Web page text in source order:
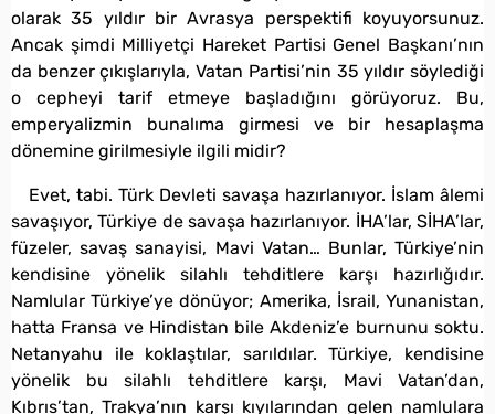
olarak 35 yıldır bir Avrasya perspektifi koyuyorsunuz.
Ancak şimdi Milliyetçi Hareket Partisi Genel Başkanı’nın
da benzer çıkışlarıyla, Vatan Partisi’nin 35 yıldır söylediği
o cepheyi tarif etmeye başladığını görüyoruz. Bu,
emperyalizmin bunalıma girmesi ve bir hesaplaşma
dönemine girilmesiyle ilgili midir?
Evet, tabi. Türk Devleti savaşa hazırlanıyor. İslam âlemi
savaşıyor, Türkiye de savaşa hazırlanıyor. İHA’lar, SİHA’lar,
füzeler, savaş sanayisi, Mavi Vatan… Bunlar, Türkiye’nin
kendisine yönelik silahlı tehditlere karşı hazırlığıdır.
Namlular Türkiye’ye dönüyor; Amerika, İsrail, Yunanistan,
hatta Fransa ve Hindistan bile Akdeniz’e burnunu soktu.
Netanyahu ile koklaştılar, sarıldılar. Türkiye, kendisine
yönelik bu silahlı tehditlere karşı, Mavi Vatan’dan,
Kıbrıs’tan, Trakya’nın karşı kıyılarından gelen namlulara